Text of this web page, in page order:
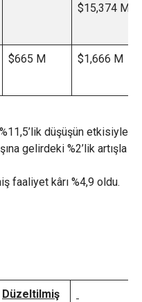
$15,374 M
$665 M $1,666 M
düşüşün etkisiyle
gelirdeki %2’lik artışla
faaliyet kârı %4,9 oldu.
Düzeltilmiş